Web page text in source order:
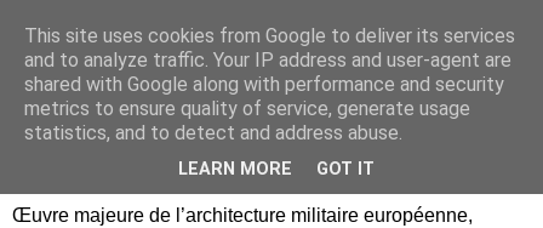
Briançon, Mont-Dauphin,
Vauban Unesco Hautes-
Œuvre majeure de l’architecture militaire européenne,
This site uses cookies from Google to deliver its services
and to analyze traffic. Your IP address and user-agent are
shared with Google along with performance and security
metrics to ensure quality of service, generate usage
statistics, and to detect and address abuse.
LEARN MORE GOT IT